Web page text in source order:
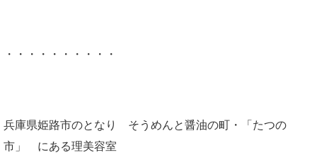
・・・・・・・・・・
兵庫県姫路市のとなり そうめんと醤油の町・「たつの
市」 にある理美容室